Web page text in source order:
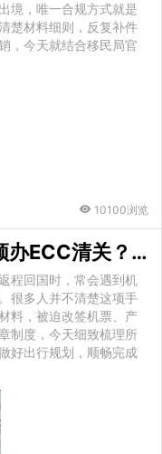
境，唯一合规方式就是
楚材料细则，反复补件
，今天就结合移民局官
10100浏览
按规定办理清关的实际后果
程回国时，常会遇到机
很多人并不清楚这项手
料，被迫改签机票、产
制度，今天细致梳理所
好出行规划，顺畅完成